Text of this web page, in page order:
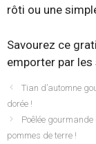
rôti ou une
Savourez ce
emporter par les
Tian d’automne
dorée !
Poêlée
pommes de terre !